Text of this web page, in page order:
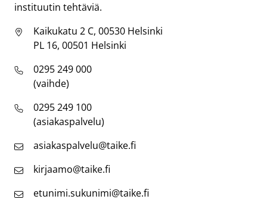
instituutin tehtäviä.
Kaikukatu 2 C, 00530 Helsinki
PL 16, 00501 Helsinki
0295 249 000
(vaihde)
0295 249 100
(asiakaspalvelu)
asiakaspalvelu@taike.fi
kirjaamo@taike.fi
etunimi.sukunimi@taike.fi